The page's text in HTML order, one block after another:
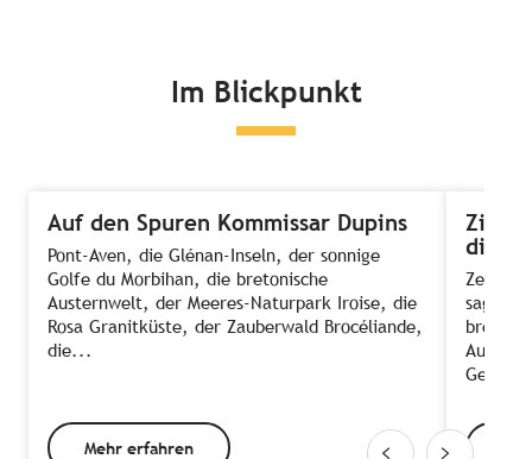
Im Blickpunkt
Auf den Spuren Kommissar Dupins
Pont-Aven, die Glénan-Inseln, der sonnige
Golfe du Morbihan, die bretonische
Austernwelt, der Meeres-Naturpark Iroise, die
Rosa Granitküste, der Zauberwald Brocéliande,
die...
Mehr erfahren
die
Zeit,
sagt
Gehen